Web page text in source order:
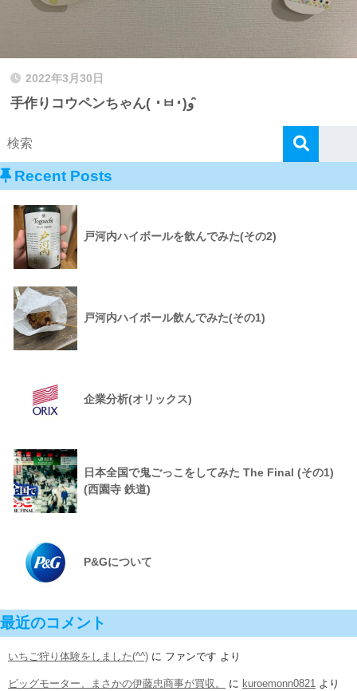
2022年3月30日
手作りコウペンちゃん( ･ㅂ･)و ̑̑
Recent Posts
戸河内ハイボールを飲んでみた(その2)
戸河内ハイボール飲んでみた(その1)
企業分析(オリックス)
日本全国で鬼ごっこをしてみた The Final (その1)
(西園寺 鉄道)
P&Gについて
最近のコメント
いちご狩り体験をしました(^^) に ファンです より
ビッグモーター、まさかの伊藤忠商事が買収。 に kuroemonn0821 より